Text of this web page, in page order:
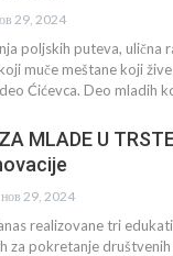
29, 2024
poljskih puteva, ulična
muče meštane koji
Ćićevca. Deo mladih
MLADE U
нов 29, 2024
realizovane tri
za pokretanje